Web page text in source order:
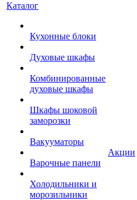
Каталог
Кухонные блоки
Духовые шкафы
Комбинированные
духовые шкафы
Шкафы шоковой
заморозки
Вакууматоры
Варочные панели
Холодильники и
морозильники
Акции